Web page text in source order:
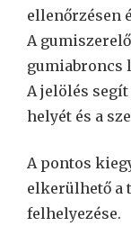
ellenőrzésen
A
gumiabroncs
A jelölés
helyét és a
A pontos
elkerülhető a
felhelyezése.